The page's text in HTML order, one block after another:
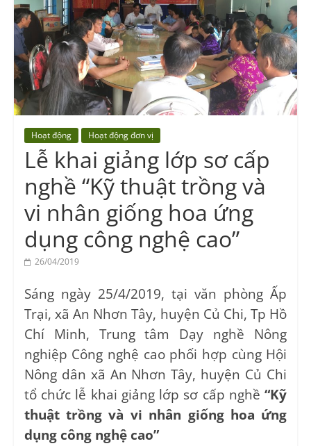
Vocational
Education
Center
Hoạt động Hoạt động đơn vị
Lễ khai giảng lớp sơ cấp
nghề “Kỹ thuật trồng và
vi nhân giống hoa ứng
dụng công nghệ cao”
26/04/2019
Sáng ngày 25/4/2019, tại văn phòng Ấp
Trại, xã An Nhơn Tây, huyện Củ Chi, Tp Hồ
Chí Minh, Trung tâm Dạy nghề Nông
nghiệp Công nghệ cao phối hợp cùng Hội
Nông dân xã An Nhơn Tây, huyện Củ Chi
tổ chức lễ khai giảng lớp sơ cấp nghề“Kỹ
thuật trồng và vi nhân giống hoa ứng
dụng công nghệ cao”